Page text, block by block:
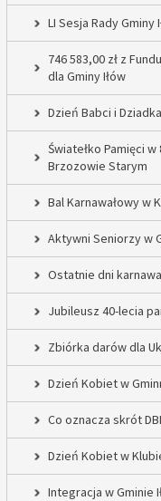
LI Sesja Rady Gminy
746 583,00 zł z
dla Gminy Iłów
Dzień Babci i
Światełko Pamięci
Brzozowie Starym
Bal Karnawałowy w
Aktywni Seniorzy w
Ostatnie dni
Jubileusz 40-lecia
Zbiórka darów dla
Dzień Kobiet w
Co oznacza skrót
Dzień Kobiet w
Integracja w Gminie